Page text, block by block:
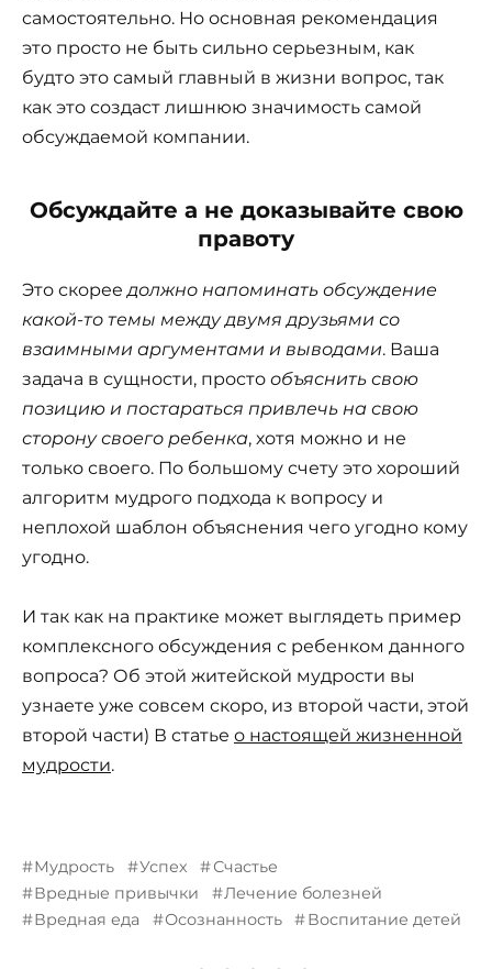
самостоятельно. Но основная рекомендация
это просто не быть сильно серьезным, как
будто это самый главный в жизни вопрос, так
как это создаст лишнюю значимость самой
обсуждаемой компании.
Обсуждайте а не доказывайте свою
правоту
Это скорее должно напоминать обсуждение
какой-то темы между двумя друзьями со
взаимными аргументами и выводами. Ваша
задача в сущности, просто объяснить свою
позицию и постараться привлечь на свою
сторону своего ребенка, хотя можно и не
только своего. По большому счету это хороший
алгоритм мудрого подхода к вопросу и
неплохой шаблон объяснения чего угодно кому
угодно.
И так как на практике может выглядеть пример
комплексного обсуждения с ребенком данного
вопроса? Об этой житейской мудрости вы
узнаете уже совсем скоро, из второй части, этой
второй части) В статье о настоящей жизненной
мудрости.
Мудрость Успех
Счастье
Вредные привычки
Лечение болезней
Вредная еда
Осознанность Воспитание детей